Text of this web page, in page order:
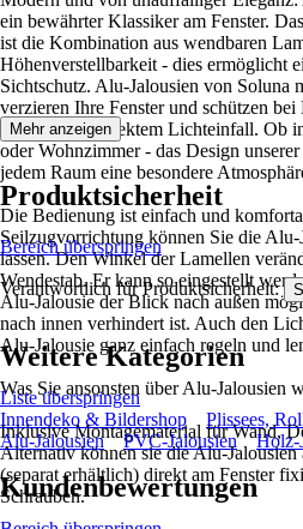
ein bewährter Klassiker am Fenster.
ist die Kombination aus wendbaren
Höhenverstellbarkeit - dies ermöglicht
Sichtschutz. Alu-Jalousien von Soluna
verzieren Ihre Fenster und schützen
Blicken und direktem Lichteinfall. Ob
oder Wohnzimmer - das Design
jedem Raum eine besondere
Die Bedienung ist einfach und
Seilzugvorrichtung können Sie die Alu-
lassen. Den Winkel der Lamellen
Wendestab. Er kann so eingestellt
Alu-Jalousie der Blick nach außen
nach innen verhindert ist. Auch den
Alu-Jalousie ganz einfach regeln und
Was Sie ansonsten über Alu-Jalousien
Inklusive Montagematerial für Wand,
Alternativ können sie die Alu-
(separat erhältlich) direkt am Fenster
Schrauben.
Mehr anzeigen
Produktsicherheit
Bereich überspringen
Verantwortlich für Produktsicherheit:
Weitere Kategorien
Liste überspringen
Innendeko & Bildershop
Plissees,
Alu-Jalousien
PVC-Jalousien Holz-
Kundenbewertungen